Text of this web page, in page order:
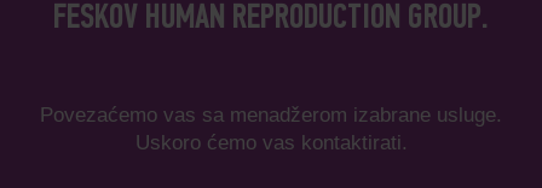
FESKOV HUMAN REPRODUCTION GROUP.
Povezaćemo vas sa menadžerom izabrane usluge.
Uskoro ćemo vas kontaktirati.